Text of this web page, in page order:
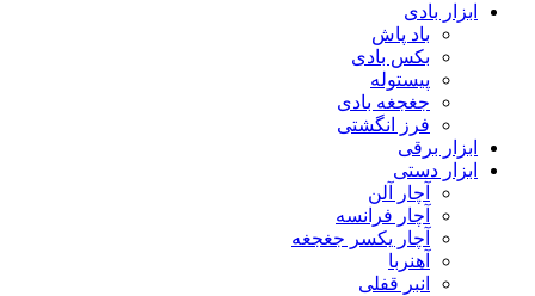
ابزار بادی
باد پاش
بکس بادی
پیستوله
جغجغه بادی
فرز انگشتی
ابزار برقی
ابزار دستی
آچار آلن
آچار فرانسه
آچار یکسر جغجغه
آهنربا
انبر قفلی